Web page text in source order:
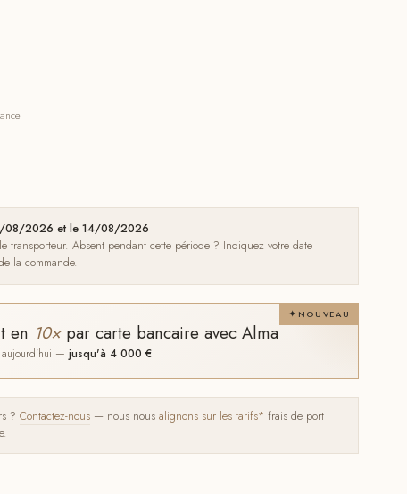
08/2026 et le 14/08/2026
transporteur. Absent pendant cette période ? Indiquez votre date
la commande.
NOUVEAU
en 10×par carte bancaire avec Alma
aujourd'hui — jusqu'à 4 000 €
? Contactez-nous — nous nous alignons sur les tarifs* frais de port